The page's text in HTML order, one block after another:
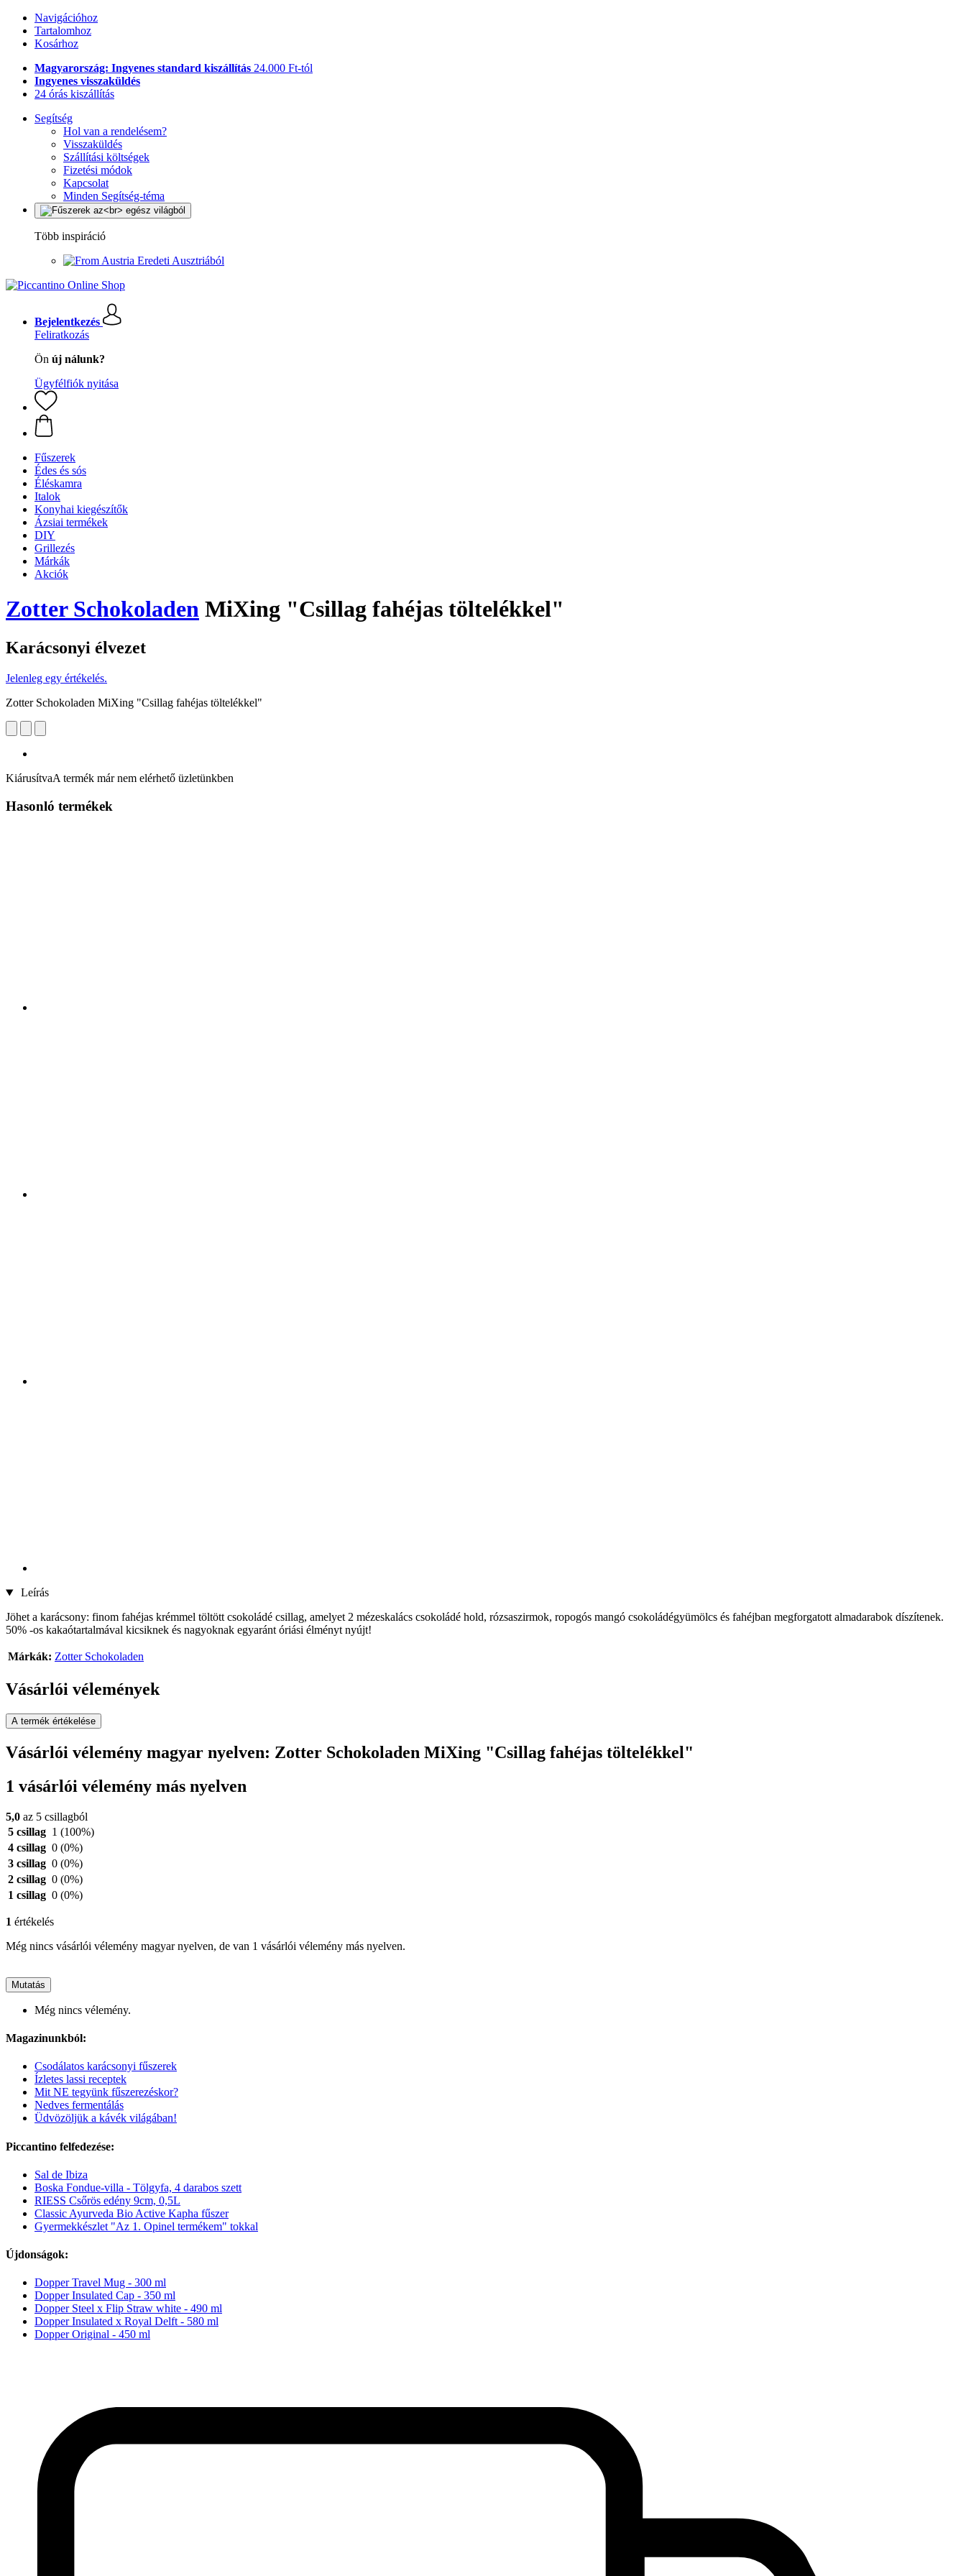
Navigációhoz
Tartalomhoz
Kosárhoz
Magyarország: Ingyenes standard kiszállítás 24.000 Ft-tól
Ingyenes visszaküldés
24 órás kiszállítás
Segítség
Hol van a rendelésem?
Visszaküldés
Szállítási költségek
Fizetési módok
Kapcsolat
Minden Segítség-téma
Több inspiráció
Eredeti Ausztriából
Bejelentkezés
Feliratkozás
Ön új nálunk?
Ügyfélfiók nyitása
Fűszerek
Édes és sós
Éléskamra
Italok
Konyhai kiegészítők
Ázsiai termékek
DIY
Grillezés
Márkák
Akciók
Zotter Schokoladen MiXing "Csillag fahéjas töltelékkel"
Karácsonyi élvezet
Jelenleg egy értékelés.
Zotter Schokoladen MiXing "Csillag fahéjas töltelékkel"
KiárusítvaA termék már nem elérhető üzletünkben
Hasonló termékek
Leírás
Jöhet a karácsony: finom fahéjas krémmel töltött csokoládé csillag, amelyet 2 mézeskalács csokoládé hold, rózsaszirmok, ropogós mangó csokoládégyümölcs és fahéjban megforgatott almadarabok díszítenek.
50% -os kakaótartalmával kicsiknek és nagyoknak egyaránt óriási élményt nyújt!
Márkák: Zotter Schokoladen
Vásárlói vélemények
A termék értékelése
Vásárlói vélemény magyar nyelven: Zotter Schokoladen MiXing "Csillag fahéjas töltelékkel"
1 vásárlói vélemény más nyelven
5,0 az 5 csillagból
5 csillag 1 (100%)
4 csillag 0 (0%)
3 csillag 0 (0%)
2 csillag 0 (0%)
1 csillag 0 (0%)
1 értékelés
Még nincs vásárlói vélemény magyar nyelven, de van 1 vásárlói vélemény más nyelven.
Mutatás
Még nincs vélemény.
Magazinunkból:
Csodálatos karácsonyi fűszerek
Ízletes lassi receptek
Mit NE tegyünk fűszerezéskor?
Nedves fermentálás
Üdvözöljük a kávék világában!
Piccantino felfedezése:
Sal de Ibiza
Boska Fondue-villa - Tölgyfa, 4 darabos szett
RIESS Csőrös edény 9cm, 0,5L
Classic Ayurveda Bio Active Kapha fűszer
Gyermekkészlet "Az 1. Opinel termékem" tokkal
Újdonságok:
Dopper Travel Mug - 300 ml
Dopper Insulated Cap - 350 ml
Dopper Steel x Flip Straw white - 490 ml
Dopper Insulated x Royal Delft - 580 ml
Dopper Original - 450 ml